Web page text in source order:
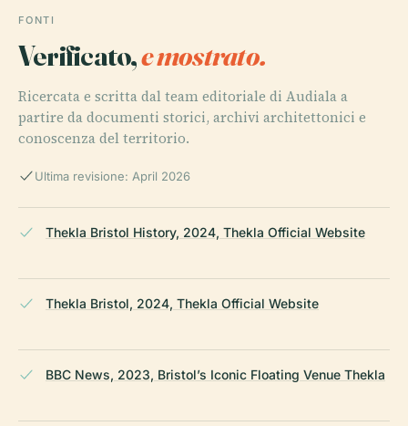
FONTI
Verificato,e mostrato.
Ricercata e scritta dal team editoriale di Audiala a
partire da documenti storici, archivi architettonici e
conoscenza del territorio.
Ultima revisione: April 2026
Thekla Bristol History, 2024, Thekla Official Website
Thekla Bristol, 2024, Thekla Official Website
BBC News, 2023, Bristol’s Iconic Floating Venue Thekla